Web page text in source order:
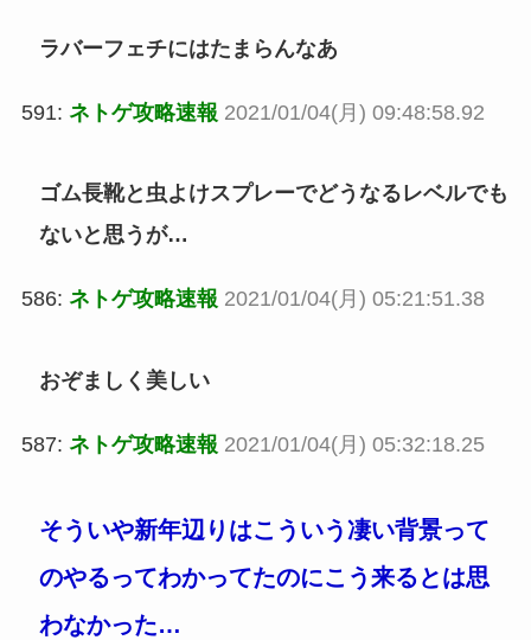
ラバーフェチにはたまらんなあ
591: ネトゲ攻略速報 2021/01/04(月) 09:48:58.92
ゴム長靴と虫よけスプレーでどうなるレベルでも
ないと思うが…
586: ネトゲ攻略速報 2021/01/04(月) 05:21:51.38
おぞましく美しい
587: ネトゲ攻略速報 2021/01/04(月) 05:32:18.25
そういや新年辺りはこういう凄い背景って
のやるってわかってたのにこう来るとは思
わなかった…